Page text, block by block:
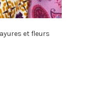
et fleurs